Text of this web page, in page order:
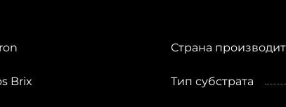
Страна
Brix Тип субстрата